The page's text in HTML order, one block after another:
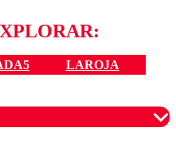
LAROJA